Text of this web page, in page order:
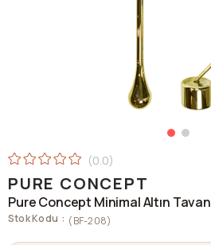
0.0
PURE CONCEPT
Pure Concept Minimal Altın
Stok Kodu (BF-208)